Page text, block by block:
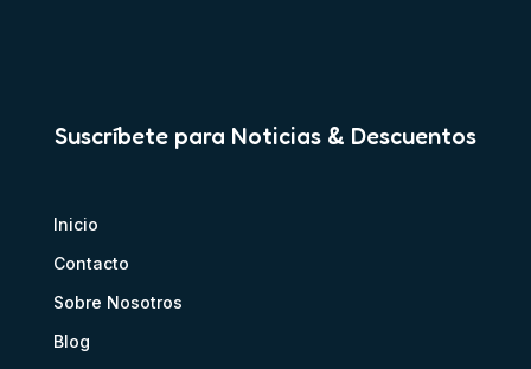
Suscríbete para Noticias & Descuentos
Inicio
Contacto
Sobre Nosotros
Blog